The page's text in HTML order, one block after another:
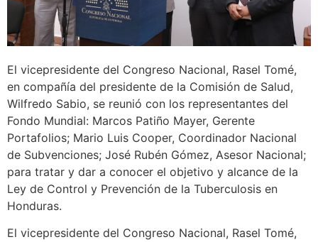
El vicepresidente del Congreso Nacional, Rasel Tomé,
en compañía del presidente de la Comisión de Salud,
Wilfredo Sabio, se reunió con los representantes del
Fondo Mundial: Marcos Patiño Mayer, Gerente
Portafolios; Mario Luis Cooper, Coordinador Nacional
de Subvenciones; José Rubén Gómez, Asesor Nacional;
para tratar y dar a conocer el objetivo y alcance de la
Ley de Control y Prevención de la Tuberculosis en
Honduras.
El vicepresidente del Congreso Nacional, Rasel Tomé,